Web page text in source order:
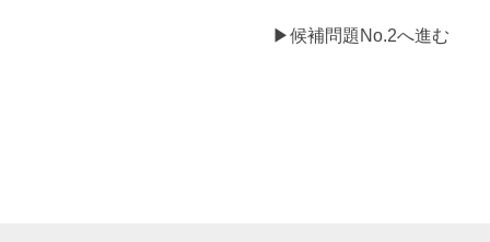
▶候補問題No.2へ進む